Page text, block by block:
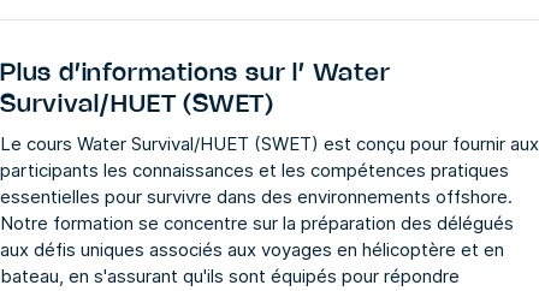
Plus d’informations sur l’ Water
Survival/HUET (SWET)
Le cours Water Survival/HUET (SWET) est conçu pour fournir aux
participants les connaissances et les compétences pratiques
essentielles pour survivre dans des environnements offshore.
Notre formation se concentre sur la préparation des délégués
aux défis uniques associés aux voyages en hélicoptère et en
bateau, en s'assurant qu'ils sont équipés pour répondre